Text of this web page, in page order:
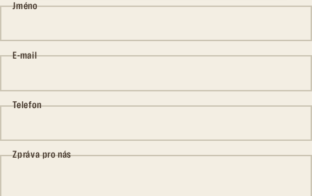
Jméno
E-mail
Telefon
Zpráva pro nás